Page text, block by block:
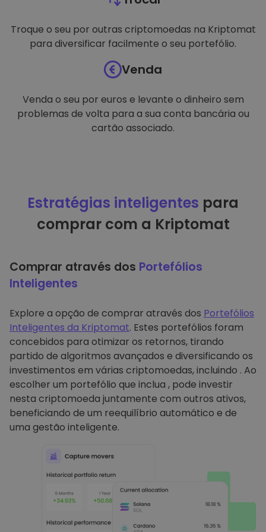
Troque o seu por outras criptomoedas na Kriptomat
para diversificar facilmente o seu portefólio.
Venda
Venda o seu por euros e levante o dinheiro sem
problemas de volta para a sua conta bancária ou
cartão associado.
Estratégias inteligentes para
comprar com a Kriptomat
Comprar através dos Portefólios
Inteligentes
Explore a opção de comprar através dos Portefólios
Inteligentes da Kriptomat. Estes portefólios foram
concebidos para otimizar os retornos, tirando
partido de algoritmos avançados e diversificando os
investimentos em várias criptomoedas, incluindo . Ao
escolher um portefólio que inclua , pode investir
nesta criptomoeda juntamente com outros ativos,
beneficiando de um reequilíbrio automático e de
uma gestão inteligente.